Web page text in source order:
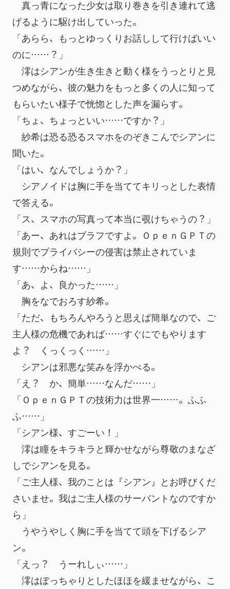
真っ青になった少女は取り巻きを引き連れて逃
げるように駆け出していった。
「あらら、もっとゆっくりお話しして行けばいい
のに……？」
澪はシアンが生き生きと動く様をうっとりと見
つめながら、彼の魅力をもっと多くの人に知って
もらいたい様子で恍惚とした声を漏らす。
「ちょ、ちょっといい……ですか？」
紗希は恐る恐るスマホをのぞきこんでシアンに
聞いた。
「はい、なんでしょうか？」
シアノイドは胸に手を当ててキリっとした表情
で答える。
「ス、スマホの写真って本当に覗けちゃうの？」
「あー、あれはブラフですよ。ＯｐｅｎＧＰＴの
規則でプライバシーの侵害は禁止されていま
す……からね……」
「あ、よ、良かった……」
胸をなでおろす紗希。
「ただ、もちろんやろうと思えば簡単なので、ご
主人様の危機であれば……すぐにでもやります
よ？　くっくっく……」
シアンは邪悪な笑みを浮かべる。
「え？　か、簡単……なんだ……」
「ＯｐｅｎＧＰＴの技術力は世界一……。ふふ
ふ……」
「シアン様、すごーい！」
澪は瞳をキラキラと輝かせながら尊敬のまなざ
しでシアンを見る。
「ご主人様、我のことは『シアン』とお呼びくだ
さいませ。我はご主人様のサーバントなのですか
ら」
うやうやしく胸に手を当てて頭を下げるシア
ン。
「えっ？　うーれしぃ……」
澪はぽっちゃりとしたほほを緩ませながら、こ